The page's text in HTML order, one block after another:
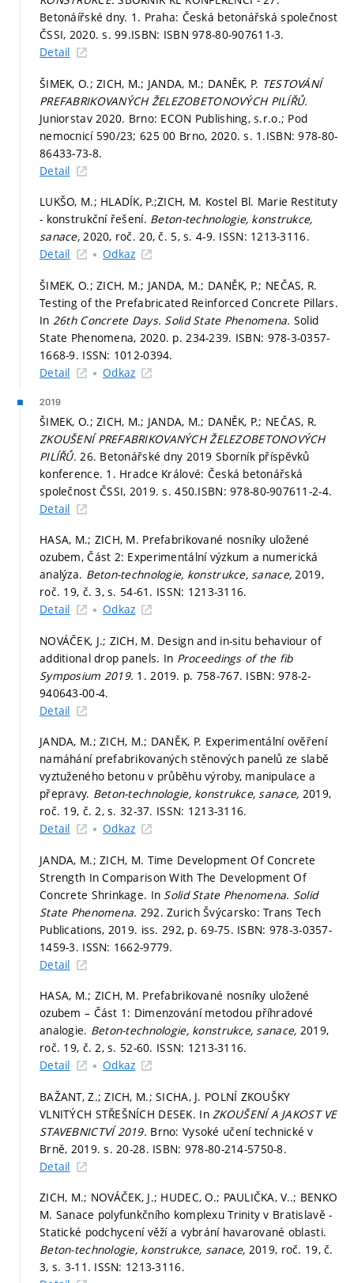
Betonáířské dny. 1. Praha: Česká betonářská společnost
ČSSI, 2020.s. 99.ISBN: ISBN 978-80-907611-3.
Detail
ŠIMEK, O.; ZICH, M.; JANDA, M.; DANĚK, P. TESTOVÁNÍ
PREFABRIKOVANÝCH ŽELEZOBETONOVÝCH PILÍŘŮ.
Juniorstav 2020. Brno: ECON Publishing, s.r.o.; Pod
nemocnicí 590/23; 625 00 Brno, 2020.s. 1.ISBN: 978-80-
86433-73-8.
Detail
LUKŠO, M.; HLADÍK, P.;ZICH, M. Kostel Bl. Marie Restituty
- konstrukční řešení. Beton-technologie, konstrukce,
sanace,2020, roč. 20, č. 5,s. 4-9. ISSN: 1213-3116.
Detail
Odkaz
ŠIMEK, O.; ZICH, M.; JANDA, M.; DANĚK, P.; NEČAS, R.
Testing of the Prefabricated Reinforced Concrete Pillars.
In 26th Concrete Days. Solid State Phenomena. Solid
State Phenomena, 2020. p. 234-239. ISBN: 978-3-0357-
1668-9. ISSN: 1012-0394.
Detail
Odkaz
2019
ŠIMEK, O.; ZICH, M.; JANDA, M.; DANĚK, P.; NEČAS, R.
ZKOUŠENÍ PREFABRIKOVANÝCH ŽELEZOBETONOVÝCH
PILÍŘŮ. 26. Betonářské dny 2019 Sborník příspěvků
konference. 1. Hradce Králové: Česká betonářská
společnost ČSSI, 2019.s. 450.ISBN: 978-80-907611-2-4.
Detail
HASA, M.; ZICH, M. Prefabrikované nosníky uložené
ozubem, Část 2: Experimentální výzkum a numerická
analýza. Beton-technologie, konstrukce, sanace,2019,
roč. 19, č. 3,s. 54-61. ISSN: 1213-3116.
Detail
Odkaz
NOVÁČEK, J.; ZICH, M. Design and in-situ behaviour of
additional drop panels. In Proceedings of the fib
Symposium 2019. 1. 2019. p. 758-767. ISBN: 978-2-
940643-00-4.
Detail
JANDA, M.; ZICH, M.; DANĚK, P. Experimentální ověření
namáhání prefabrikovaných stěnových panelů ze slabě
vyztuženého betonu v průběhu výroby, manipulace a
přepravy. Beton-technologie, konstrukce, sanace, 2019,
roč. 19, č. 2,s. 32-37. ISSN: 1213-3116.
Detail
Odkaz
JANDA, M.; ZICH, M. Time Development Of Concrete
Strength In Comparison With The Development Of
Concrete Shrinkage. In Solid State Phenomena. Solid
State Phenomena. 292. Zurich Švýcarsko: Trans Tech
Publications, 2019. iss. 292, p. 69-75. ISBN: 978-3-0357-
1459-3. ISSN: 1662-9779.
Detail
HASA, M.; ZICH, M. Prefabrikované nosníky uložené
ozubem – Část 1: Dimenzování metodou příhradové
analogie. Beton-technologie, konstrukce, sanace, 2019,
roč. 19, č. 2,s. 52-60. ISSN: 1213-3116.
Detail
Odkaz
BAŽANT, Z.; ZICH, M.; SICHA, J. POLNÍ ZKOUŠKY
VLNITÝCH STŘEŠNÍCH DESEK. In ZKOUŠENÍ A JAKOST VE
STAVEBNICTVÍ 2019. Brno: Vysoké učení technické v
Brně, 2019.s. 20-28. ISBN: 978-80-214-5750-8.
Detail
ZICH, M.; NOVÁČEK, J.; HUDEC, O.; PAULIČKA, V..; BENKO
M. Sanace polyfunkčního komplexu Trinity v Bratislavě -
Statické podchycení věží a vybrání havarované oblasti.
Beton-technologie, konstrukce, sanace, 2019, roč. 19, č.
3, s. 3-11. ISSN: 1213-3116.